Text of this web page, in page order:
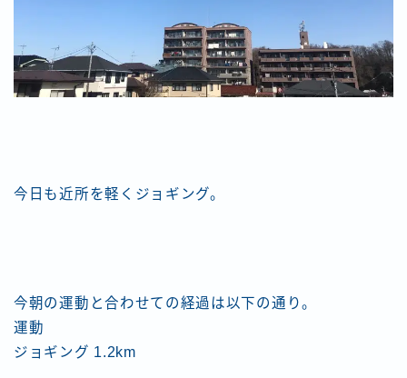
今日も近所を軽くジョギング。
今朝の運動と合わせての経過は以下の通り。
運動
ジョギング 1.2km